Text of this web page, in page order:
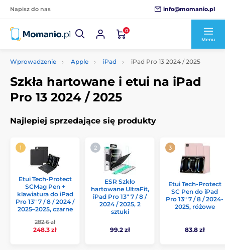
Napisz do nas info@momanio.pl
0
Menu
Wprowadzenie Apple iPad iPad Pro 13 2024 / 2025
Szkła hartowane i etui na iPad
Pro 13 2024 / 2025
Najlepiej sprzedające się produkty
Etui Tech-Protect
SCMag Pen +
klawiatura do iPad
Pro 13" 7 / 8 / 2024 /
2025–2025, czarne
282.6 zł
248.3 zł
ESR Szkło
hartowane UltraFit,
iPad Pro 13" 7 / 8 /
2024 / 2025, 2
sztuki
99.2 zł
Etui Tech-Protect
SC Pen do iPad
Pro 13" 7 / 8 / 2024-
2025, różowe
83.8 zł